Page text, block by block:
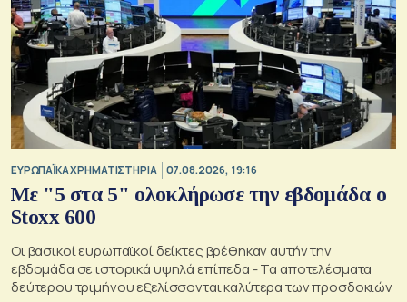
ΕΥΡΩΠΑΪΚΑ ΧΡΗΜΑΤΙΣΤΗΡΙΑ 07.08.2026, 19:16
Με "5 στα 5" ολοκλήρωσε την εβδομάδα ο
Stoxx 600
Οι βασικοί ευρωπαϊκοί δείκτες βρέθηκαν αυτήν την
εβδομάδα σε ιστορικά υψηλά επίπεδα - Τα αποτελέσματα
δεύτερου τριμήνου εξελίσσονται καλύτερα των προσδοκιών